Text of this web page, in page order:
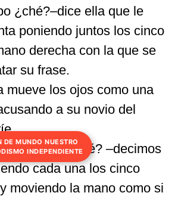
¿ché?–dice ella que le
poniendo juntos los cinco
derecha con la que se
su frase.
mueve los ojos como una
a su novio del
¿Doppo ché? –decimos
cada una los cinco
moviendo la mano como si
DE MUNDO NUESTRO
INDEPENDIENTE